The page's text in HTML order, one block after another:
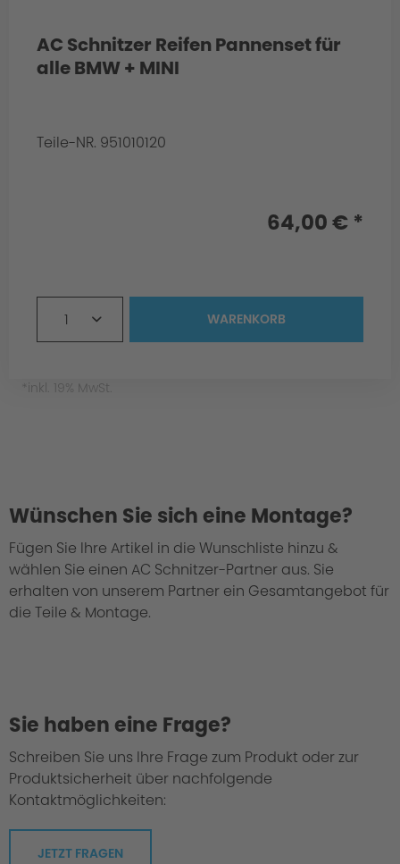
Philosophie/Design
AC Schnitzer Reifen Pannenset für
alle BMW + MINI
Teile-NR. 951010120
64,00 € *
1 WARENKORB
*inkl. 19% MwSt.
Wünschen Sie sich eine Montage?
Fügen Sie Ihre Artikel in die Wunschliste hinzu &
wählen Sie einen AC Schnitzer-Partner aus. Sie
erhalten von unserem Partner ein Gesamtangebot für
die Teile & Montage.
Sie haben eine Frage?
Schreiben Sie uns Ihre Frage zum Produkt oder zur
Produktsicherheit über nachfolgende
Kontaktmöglichkeiten:
JETZT FRAGEN